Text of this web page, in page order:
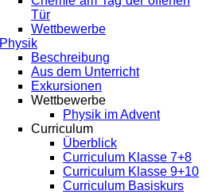
Tür
Wettbewerbe
Physik
Beschreibung
Aus dem Unterricht
Exkursionen
Wettbewerbe
Physik im Advent
Curriculum
Überblick
Curriculum Klasse 7+8
Curriculum Klasse 9+10
Curriculum Basiskurs